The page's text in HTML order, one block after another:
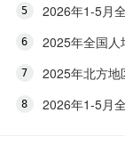
2026年1-5月
2025年全国人
2025年北方地
2026年1-5月